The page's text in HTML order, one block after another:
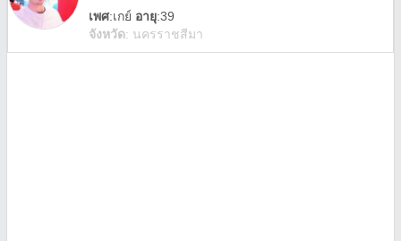
เพศ:เกย์ อายุ:39
จังหวัด: นครราชสีมา